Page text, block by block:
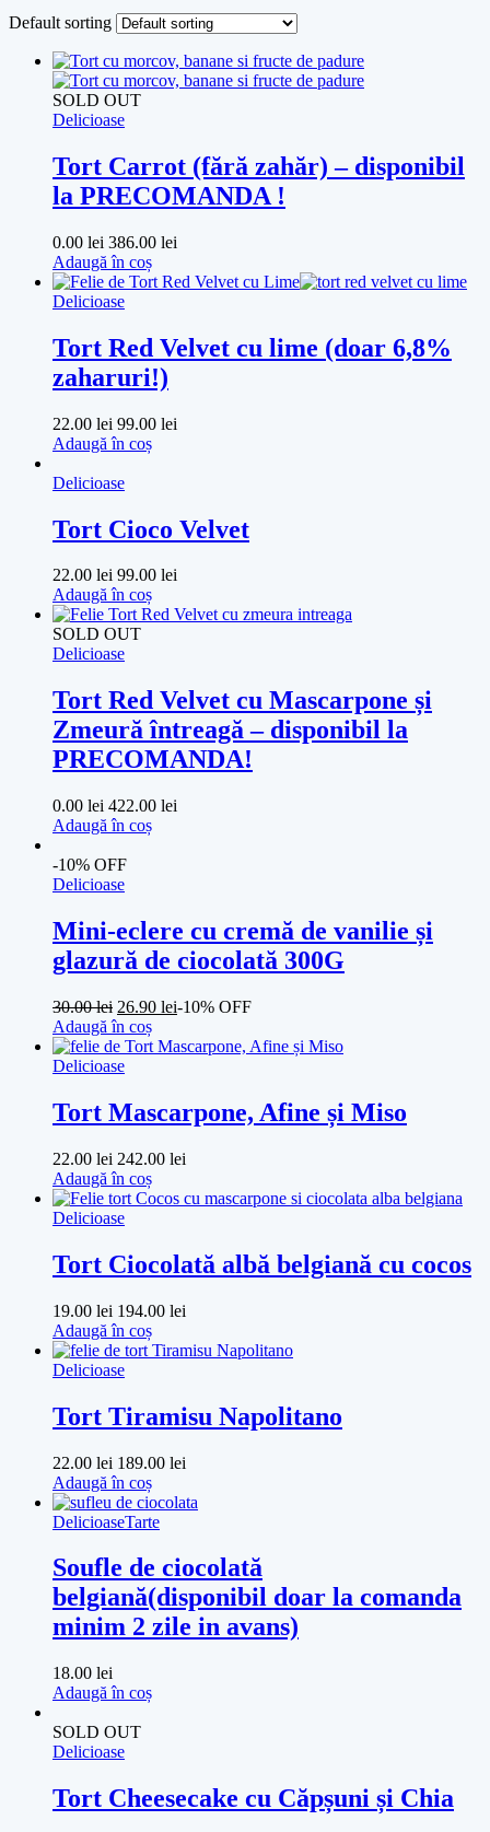
Default sorting
SOLD OUT
Delicioase
Tort Carrot (fără zahăr) – disponibil
la PRECOMANDA !
0.00 lei 386.00 lei
Adaugă în coș
Delicioase
Tort Red Velvet cu lime (doar 6,8%
zaharuri!)
22.00 lei 99.00 lei
Adaugă în coș
Delicioase
Tort Cioco Velvet
22.00 lei 99.00 lei
Adaugă în coș
SOLD OUT
Delicioase
Tort Red Velvet cu Mascarpone și
Zmeură întreagă – disponibil la
PRECOMANDA!
0.00 lei 422.00 lei
Adaugă în coș
-10% OFF
Delicioase
Mini-eclere cu cremă de vanilie și
glazură de ciocolată 300G
30.00lei 26.90 lei-10% OFF
Adaugă în coș
Delicioase
Tort Mascarpone, Afine și Miso
22.00 lei 242.00 lei
Adaugă în coș
Delicioase
Tort Ciocolată albă belgiană cu cocos
19.00 lei 194.00 lei
Adaugă în coș
Delicioase
Tort Tiramisu Napolitano
22.00 lei 189.00 lei
Adaugă în coș
DelicioaseTarte
Soufle de ciocolată
belgiană(disponibil doar la comanda
minim 2 zile in avans)
18.00 lei
Adaugă în coș
SOLD OUT
Delicioase
Tort Cheesecake cu Căpșuni și Chia